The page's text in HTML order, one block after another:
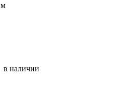
м
в наличии